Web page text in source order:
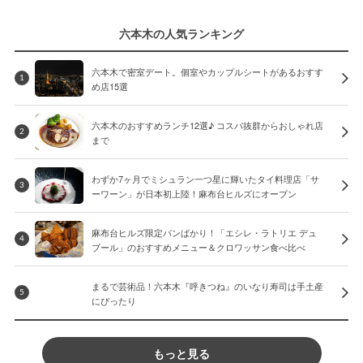
六本木の人気ランキング
1
六本木で密室デート。個室やカップルシートがあるおすす
め店15選
2
六本木のおすすめランチ12選♪ コスパ抜群からおしゃれ店
まで
3
わずか7ヶ月でミシュラン一つ星に輝いたタイ料理店「サ
ーワーン」が日本初上陸！麻布台ヒルズにオープン
4
麻布台ヒルズ限定パンばかり！「エシレ・ラトリエ デュ
ブール」のおすすめメニュー＆クロワッサン食べ比べ
5
まるで芸術品！六本木『呼きつね』のいなり寿司は手土産
にぴったり
もっと見る